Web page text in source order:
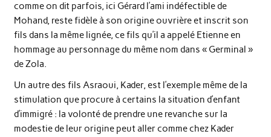
comme on dit parfois, ici Gérard l’ami indéfectible de
Mohand, reste fidèle à son origine ouvrière et inscrit son
fils dans la même lignée, ce fils qu’il a appelé Etienne en
hommage au personnage du même nom dans « Germinal »
de Zola.
Un autre des fils Asraoui, Kader, est l’exemple même de la
stimulation que procure à certains la situation d’enfant
d’immigré : la volonté de prendre une revanche sur la
modestie de leur origine peut aller comme chez Kader